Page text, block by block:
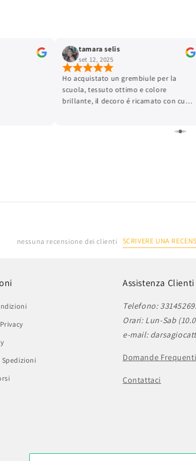
tamara selis
set 12, 2025
Ho acquistato un grembiule per la
scuola, tessuto ottimo e colore
brillante, il decoro é ricamato con cura
nessuna recensione dei clienti SCRIVERE UNA
Spedizioni
Assistenza Clienti
Telefono:
Orari: Lun-Sab
e-mail:
Domande Frequenti
Contattaci